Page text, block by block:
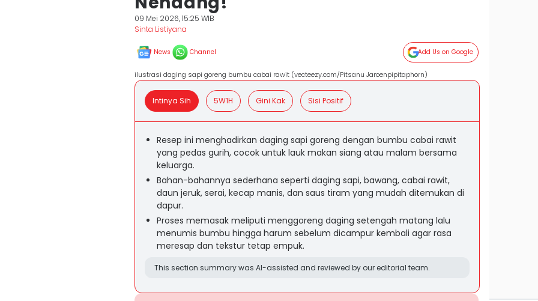
09 Mei 2026, 15:25 WIB
Sinta Listiyana
News Channel Add Us on Google
ilustrasi daging sapi goreng bumbu cabai rawit (vecteezy.com/Pitsanu Jaroenpipitaphorn)
Intinya Sih 5W1H Gini Kak Sisi Positif
Resep ini menghadirkan daging sapi goreng dengan bumbu cabai rawit
yang pedas gurih, cocok untuk lauk makan siang atau malam bersama
keluarga.
Bahan-bahannya sederhana seperti daging sapi, bawang, cabai rawit,
daun jeruk, serai, kecap manis, dan saus tiram yang mudah ditemukan di
dapur.
Proses memasak meliputi menggoreng daging setengah matang lalu
menumis bumbu hingga harum sebelum dicampur kembali agar rasa
meresap dan tekstur tetap empuk.
This section summary was AI-assisted and reviewed by our editorial team.